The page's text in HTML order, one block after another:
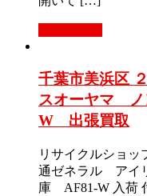
千葉市美浜区
スオーヤマ
W 出張買取
リサイクルショ
通ゼネラル アイ
庫 AF81-W 入荷